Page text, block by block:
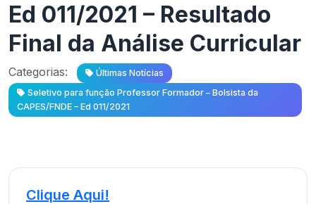
Ed 011/2021 – Resultado
Final da Análise Curricular
Categorias:
Últimas Notícias
Seletivo para função Professor Formador – Bolsista da
CAPES/FNDE – Ed 011/2021
Clique Aqui!